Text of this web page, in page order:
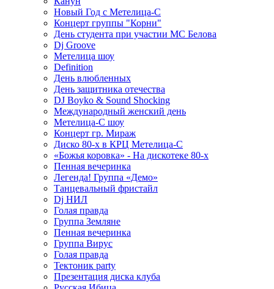
Новый Год с Метелица-С
Концерт группы "Корни"
День студента при участии МС Белова
Dj Groove
Метелица шоу
Definition
День влюбленных
День защитника отечества
DJ Boyko & Sound Shocking
Международный женский день
Метелица-С шоу
Концерт гр. Мираж
Диско 80-х в КРЦ Метелица-С
«Божья коровка» - На дискотеке 80-х
Пенная вечеринка
Легенда! Группа «Демо»
Танцевальный фристайл
Dj НИЛ
Голая правда
Группа Земляне
Пенная вечеринка
Группа Вирус
Голая правда
Тектоник party
Презентация диска клуба